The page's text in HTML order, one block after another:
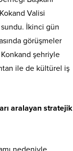
Valisi
İkinci gün
görüşmeler
şehriyle
ile de kültürel iş
aralayan stratejik